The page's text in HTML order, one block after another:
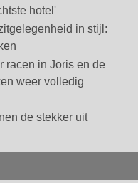
hotel'
in stijl:
racen in Joris en de
weer volledig
de stekker uit